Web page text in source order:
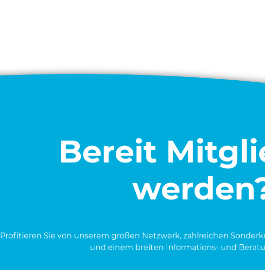
Bereit
Pro­fi­tie­ren Sie von unse­rem gro­ßen Netz­werk, zahl­rei­chen
und einem brei­ten Infor­ma­ti­ons- und